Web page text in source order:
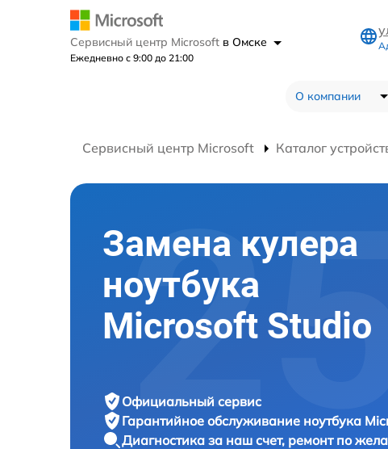
Сервисный центр Microsoft в Омске
Ежедневно с 9:00 до 21:00
О компании
Сервисный центр Microsoft Каталог
Замена кулера
ноутбука
Microsoft Studio
Официальный сервис
Гарантийное обслуживание ноутбука
Диагностика за наш счет, ремонт по